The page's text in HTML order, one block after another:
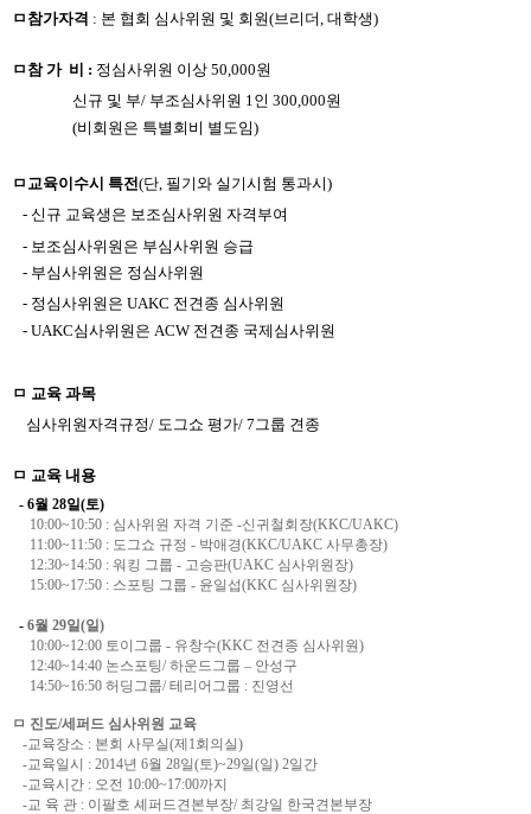
ㅁ 참가자격 : 본 협회 심사위원 및 회원(브리더 대학생)
ㅁ참 가 비 : 정심사위원 이상 50,000원
신규 및 부/ 부조심사위원 1인 300,000원
(비회원은 특별회비 별도임)
ㅁ 교육이수시 특전(단 필기와 실기시험 통과시)
- 신규 교육생은 보조심사위원 자격부여
- 보조심사위원은 부심사위원 승급
- 부심사위원은 정심사위원
- 정심사위원은 UAKC 전견종 심사위원
- UAKC심사위원은 ACW 전견종 국제심사위원
ㅁ 교육 과목
심사위원자격규정/ 도그쇼 평가/ 7그룹 견종
ㅁ 교육 내용
- 6월 28일(토)
10:00~10:50 : 심사위원 자격 기준 -신귀철회장(KKC/UAKC)
11:00~11:50 : 도그쇼 규정 - 박애경(KKC/UAKC 사무총장)
12:30~14:50 : 워킹 그룹 - 고승판(UAKC 심사위원장)
15:00~17:50 : 스포팅 그룹 - 윤일섭(KKC 심사위원장)
- 6월 29일(일)
10:00~12:00 토이그룹 - 유창수(KKC 전견종 심사위원)
12:40~14:40 논스포팅/ 하운드그룹 – 안성구
14:50~16:50 허딩그룹/ 테리어그룹 : 진영선
ㅁ 진도/세퍼드 심사위원 교육
-교육장소 : 본회 사무실(제1회의실)
-교육일시 : 2014년 6월 28일(토)~29일(일) 2일간
-교육시간 : 오전 10:00~17:00까지
-교 육 관 : 이팔호 셰퍼드견본부장/ 최강일 한국견본부장